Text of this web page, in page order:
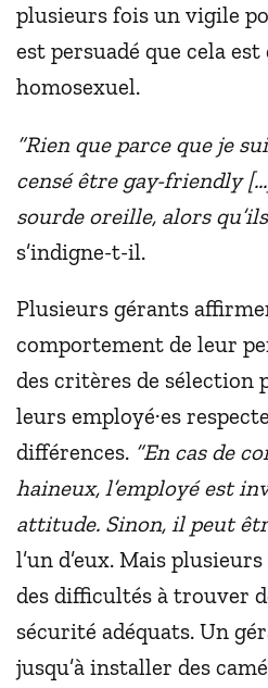
plusieurs fois un vigile
est persuadé que cela
homosexuel.
“Rien que parce que je
censé être gay-friendly
sourde oreille, alors
s’indigne-t-il.
Plusieurs gérants
comportement de leur
des critères de sélection
leurs employé·es
différences. “En cas de
haineux, l’employé est
attitude. Sinon, il peut
l’un d’eux. Mais
des difficultés à trouver
sécurité adéquats. Un
jusqu’à installer des